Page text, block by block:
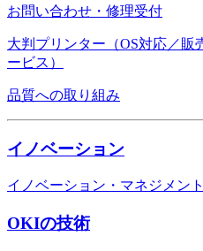
お問い合わせ・修理受付
大判プリンター（OS対応／販
ービス）
品質への取り組み
イノベーション
イノベーション・マネジメン
OKIの技術